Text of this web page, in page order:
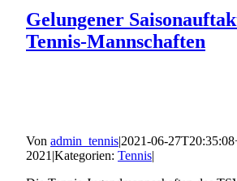
Gelungener
Tennis-Mannschaften
Von admin_tennis|2021-06-
2021 |Kategorien: Tennis|